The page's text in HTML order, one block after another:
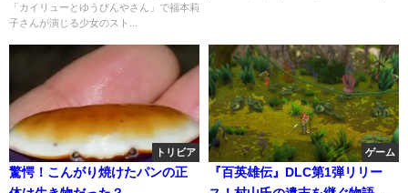
「カイリューとゆうびんやさん」で福本莉
子さんが演じる少女のスト...
トリビア
驚愕！こんがり焼けたパンの正
ゲーム
『百英雄伝』DLC第1弾リリー